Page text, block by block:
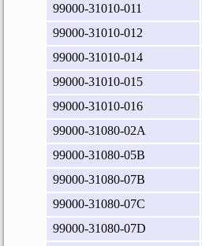
99000-31010-011
99000-31010-012
99000-31010-014
99000-31010-015
99000-31010-016
99000-31080-02A
99000-31080-05B
99000-31080-07B
99000-31080-07C
99000-31080-07D